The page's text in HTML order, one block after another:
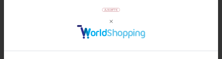
くまで緩衝材としてご理解を賜れますようお願いいたします。
商品は検品済みであり、外箱のダメージとは関連がございませ
いませ。緩衝材やセロファンで包み、段ボールにお入れして発